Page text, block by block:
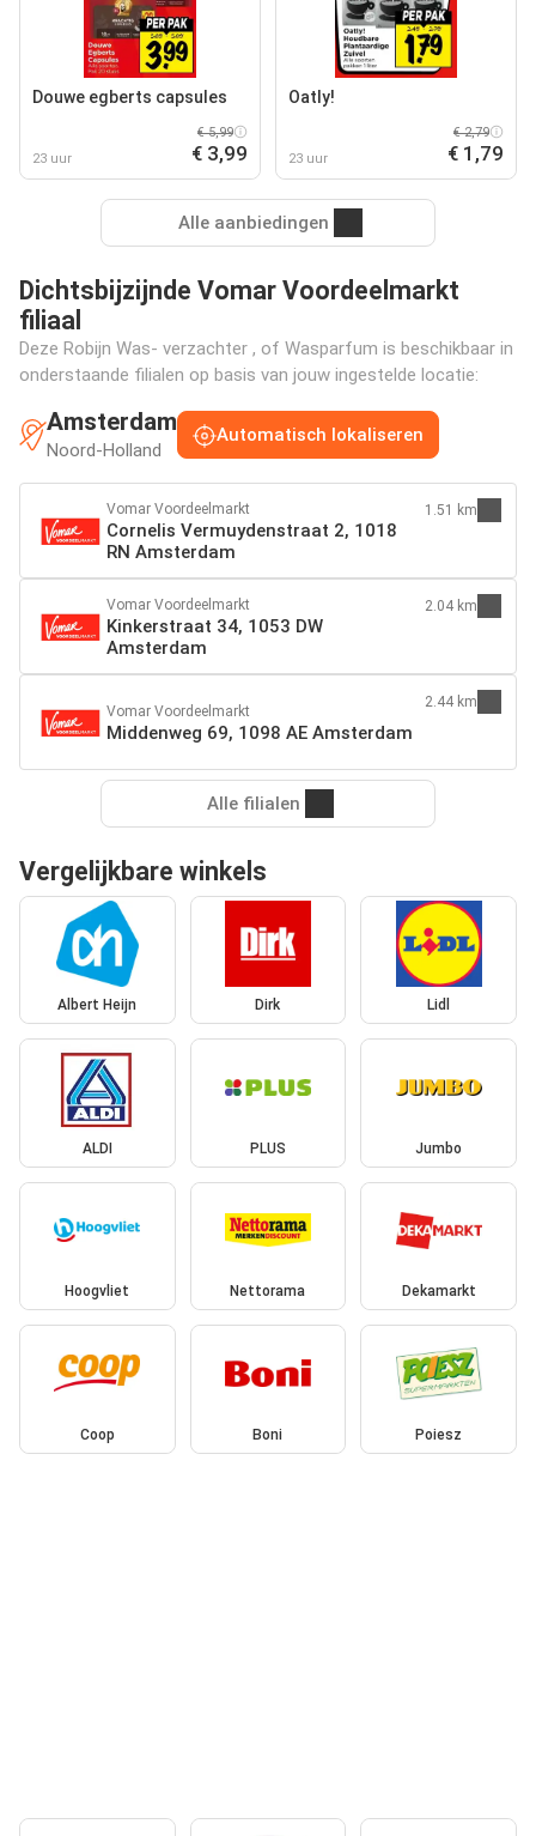
Douwe egberts capsules
23 uur
€ 5,99
€ 3,99
Oatly!
23 uur
€ 2,79
€ 1,79
Alle aanbiedingen
Dichtsbijzijnde Vomar Voordeelmarkt
filiaal
Deze Robijn Was- verzachter , of Wasparfum is beschikbaar in
onderstaande filialen op basis van jouw ingestelde locatie:
Amsterdam
Noord-Holland
Automatisch lokaliseren
Vomar Voordeelmarkt
Cornelis Vermuydenstraat 2, 1018
RN Amsterdam
1.51 km
Vomar Voordeelmarkt
Kinkerstraat 34, 1053 DW
Amsterdam
2.04 km
Vomar Voordeelmarkt
Middenweg 69, 1098 AE Amsterdam
2.44 km
Alle filialen
Vergelijkbare winkels
Albert Heijn Dirk Lidl
ALDI PLUS Jumbo
Hoogvliet Nettorama Dekamarkt
Coop Boni Poiesz